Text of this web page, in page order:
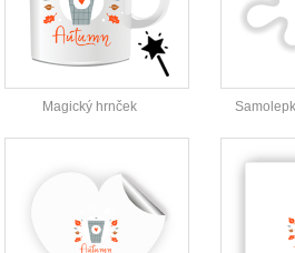
Magický hrnček